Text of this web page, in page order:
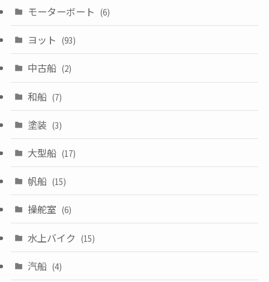
モーターボート (6)
ヨット (93)
中古船 (2)
和船 (7)
塗装 (3)
大型船 (17)
帆船 (15)
操舵室 (6)
水上バイク (15)
汽船 (4)